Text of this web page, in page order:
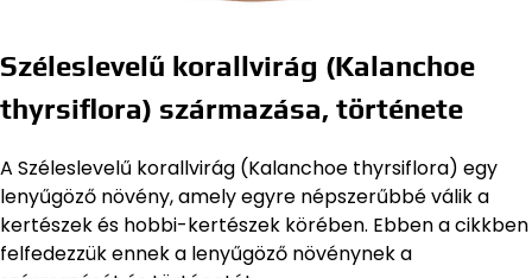
Széleslevelű korallvirág (Kalanchoe
thyrsiflora) származása, története
A Széleslevelű korallvirág (Kalanchoe thyrsiflora) egy
lenyűgöző növény, amely egyre népszerűbbé válik a
kertészek és hobbi-kertészek körében. Ebben a cikkben
felfedezzük ennek a lenyűgöző növénynek a